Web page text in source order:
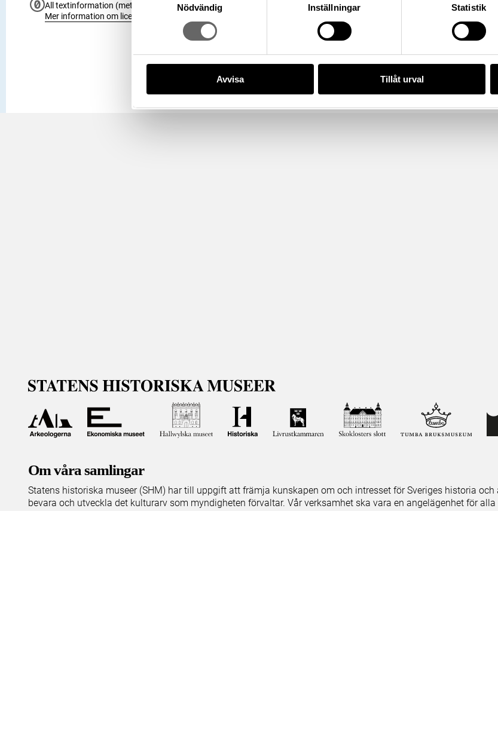
Nödvändig
Inställningar Statistik
Avvisa Tillåt urval
All textinformation (metadata) på denna sida är fri att använda enligt licensen CC0.
Mer information om licenser hos Statens historiska museer.
Om våra samlingar
Statens historiska museer (SHM) har till uppgift att främja kunskapen om och intresset för Sveriges historia och
bevara och utveckla det kulturarv som myndigheten förvaltar. Vår verksamhet ska vara en angelägenhet för alla